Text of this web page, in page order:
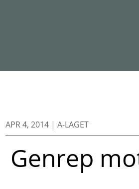
APR 4, 2014 |A-LAGET
Genrep